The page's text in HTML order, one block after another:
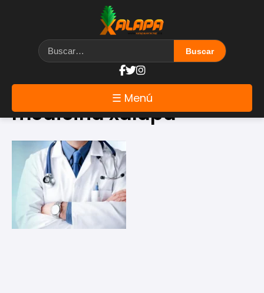
☰ Menú
Etiqueta: carrera
medicina xalapa